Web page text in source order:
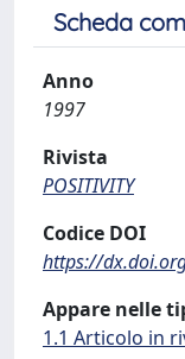
Scheda
Anno
1997
Rivista
POSITIVITY
Codice DOI
https://
Appare nelle
1.1 Articolo in